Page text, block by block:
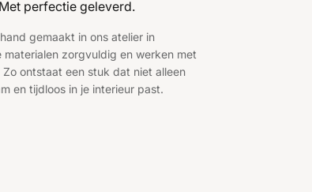
perfectie geleverd.
gemaakt in ons atelier in
materialen zorgvuldig en werken met
ontstaat een stuk dat niet alleen
en tijdloos in je interieur past.